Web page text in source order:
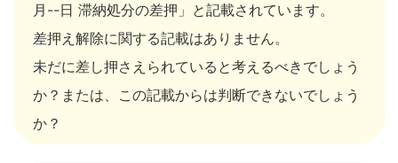
月--日 滞納処分の差押」と記載されています。
差押え解除に関する記載はありません。
未だに差し押さえられていると考えるべきでしょう
か？または、この記載からは判断できないでしょう
か？